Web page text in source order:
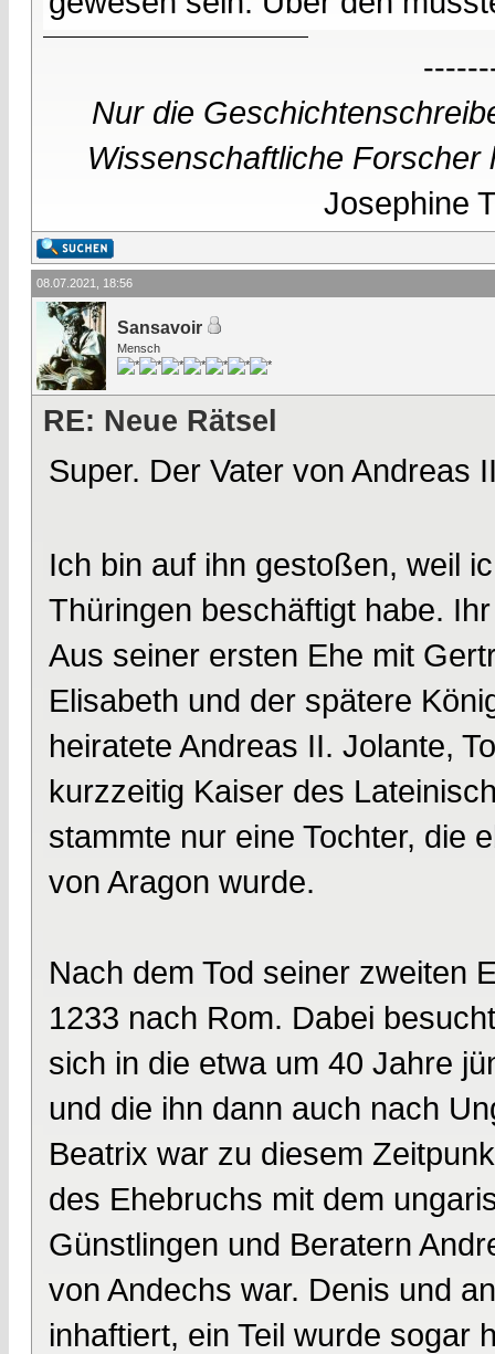
Nur die
Wissenschaftliche
Josephine
08.07.2021, 18:56
Sansavoir
Mensch
RE: Neue Rätsel
Super. Der Vater von Andreas
Ich bin auf ihn gestoßen, weil
Thüringen beschäftigt habe.
Aus seiner ersten Ehe mit
Elisabeth und der spätere
heiratete Andreas II. Jolante,
kurzzeitig Kaiser des
stammte nur eine Tochter, die
von Aragon wurde.
Nach dem Tod seiner zweiten
1233 nach Rom. Dabei
sich in die etwa um 40 Jahre
und die ihn dann auch nach
Beatrix war zu diesem
des Ehebruchs mit dem
Günstlingen und Beratern
von Andechs war. Denis und
inhaftiert, ein Teil wurde sogar